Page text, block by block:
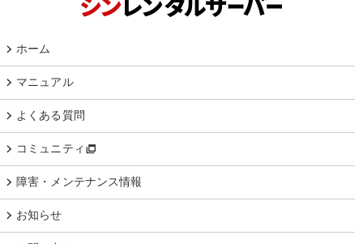
ホーム
マニュアル
よくある質問
コミュニティ
障害・メンテナンス情報
お知らせ